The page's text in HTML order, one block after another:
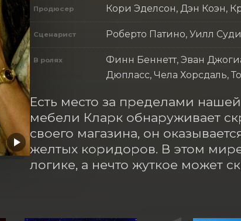
Продюсер Кори Эделсон, Дэн Коэн,
Сценарист Роберто Патино, Уилл
В ролях
Финн Беннетт, Эван
Дюпласс, Чела Хорсдаль,
Есть место за пределами
мебели Кларк обнаруживает
своего магазина, он
желтых коридоров. В этом
логике, а нечто жуткое может